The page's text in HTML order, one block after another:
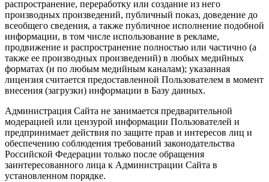
распространение, переработку или создание из него
производных произведений, публичный показ, доведение до
всеобщего сведения, а также публичное исполнение подобной
информации, в том числе использование в рекламе,
продвижение и распространение полностью или частично (а
также ее производных произведений) в любых медийных
форматах (и по любым медийным каналам); указанная
лицензия считается предоставленной Пользователем в момент
внесения (загрузки) информации в Базу данных.
Администрация Сайта не занимается предварительной
модерацией или цензурой информации Пользователей и
предпринимает действия по защите прав и интересов лиц и
обеспечению соблюдения требований законодательства
Российской Федерации только после обращения
заинтересованного лица к Администрации Сайта в
установленном порядке.